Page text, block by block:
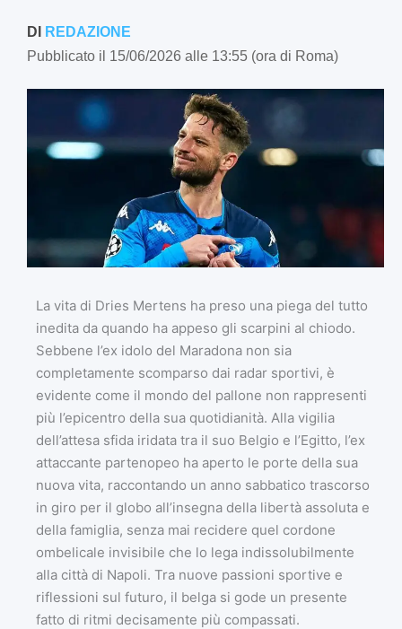
DI REDAZIONE
Pubblicato il 15/06/2026 alle 13:55 (ora di Roma)
La vita di Dries Mertens ha preso una piega del tutto
inedita da quando ha appeso gli scarpini al chiodo.
Sebbene l’ex idolo del Maradona non sia
completamente scomparso dai radar sportivi, è
evidente come il mondo del pallone non rappresenti
più l’epicentro della sua quotidianità. Alla vigilia
dell’attesa sfida iridata tra il suo Belgio e l’Egitto, l’ex
attaccante partenopeo ha aperto le porte della sua
nuova vita, raccontando un anno sabbatico trascorso
in giro per il globo all’insegna della libertà assoluta e
della famiglia, senza mai recidere quel cordone
ombelicale invisibile che lo lega indissolubilmente
alla città di Napoli. Tra nuove passioni sportive e
riflessioni sul futuro, il belga si gode un presente
fatto di ritmi decisamente più compassati.